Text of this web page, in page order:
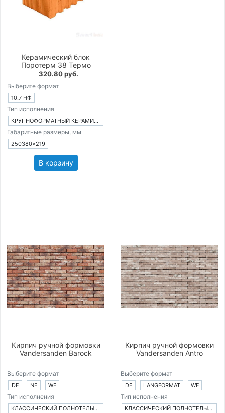
Керамический блок
Поротерм 38 Термо
320.80 руб.
Выберите формат
10.7 НФ
Тип исполнения
КРУПНОФОРМАТНЫЙ КЕРАМИЧЕСКИЙ БЛОК
Габаритные размеры, мм
250380×219
В корзину
Кирпич ручной формовки
Vandersanden Barock
Выберите формат
DF NF WF
Тип исполнения
КЛАССИЧЕСКИЙ ПОЛНОТЕЛЫЙ КИРПИЧ
Кирпич ручной формовки
Vandersanden Antro
Выберите формат
DF LANGFORMAT WF
Тип исполнения
КЛАССИЧЕСКИЙ ПОЛНОТЕЛЫЙ КИРПИЧ